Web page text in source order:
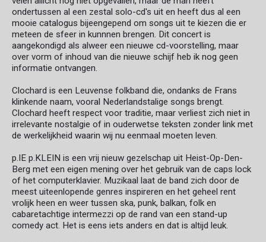
ondertussen al een zestal solo-cd's uit en heeft dus al een
mooie catalogus bijeengepend om songs uit te kiezen die er
meteen de sfeer in kunnnen brengen. Dit concert is
aangekondigd als alweer een nieuwe cd-voorstelling, maar
over vorm of inhoud van die nieuwe schijf heb ik nog geen
informatie ontvangen.
Clochard is een Leuvense folkband die, ondanks de Frans
klinkende naam, vooral Nederlandstalige songs brengt.
Clochard heeft respect voor traditie, maar verliest zich niet in
irrelevante nostalgie of in ouderwetse teksten zonder link met
de werkelijkheid waarin wij nu eenmaal moeten leven.
p.IE p.KLEIN is een vrij nieuw gezelschap uit Heist-Op-Den-
Berg met een eigen mening over het gebruik van de caps lock
of het computerklavier. Muzikaal laat de band zich door de
meest uiteenlopende genres inspireren en het geheel rent
vrolijk heen en weer tussen ska, punk, balkan, folk en
cabaretachtige intermezzi op de rand van een stand-up
comedy act. Het is eens iets anders en dat is altijd leuk.